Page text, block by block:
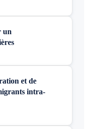
un
et de
intra-